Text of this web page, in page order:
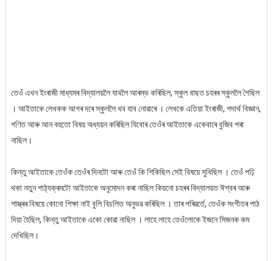
তেওঁ এখন ইংৰাজী মাধ্যমৰ বিদ্যালয়লৈ যাবলৈ আৰম্ভ কৰিছিল, স্কুল বাছত চহৰৰ স্কুললৈ গৈছিল
। আইতাকে লেখকক আগৰ দৰে স্কুললৈ থব যাব নোৱাৰে । লেখকে এতিয়া ইংৰাজী, পদাৰ্থ বিজ্ঞান,
গণিত আৰু আন বহুতো বিষয় অধ্যয়ন কৰিছিল যিবোৰ তেওঁৰ আইতাকে একেবাৰে বুজিব পৰা
নাছিল।
কিন্তু আইতাকে তেওঁক তেওঁৰ দিনটো আৰু তেওঁ কি শিকিছিল সেই বিষয়ে সুধিছিল । তেওঁ পঢ়ি
থকা নতুন পাঠ্যক্ৰমটো আইতাকে অনুমোদন কৰা নাছিল কিয়নো চহৰৰ বিদ্যালয়ত ঈশ্বৰ আৰু
শাস্ত্ৰৰ বিষয়ে কোনো শিক্ষা নাই বুলি বিচলিত অনুভৱ কৰিছিল । তাৰ পৰিৱৰ্তে, তেওঁক সংগীতৰ পাঠ
দিয়া হৈছিল, কিন্তু আইতাকে একো কোৱা নাছিল । লাহে লাহে তেওঁলোকে ইজনে সিজনক কম
দেখিছিল।